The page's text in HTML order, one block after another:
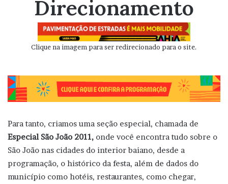
Direcionamento
Clique na imagem para ser redirecionado para o site.
Para tanto, criamos uma seção especial, chamada de
Especial São João 2011, onde você encontra tudo sobre o
São João nas cidades do interior baiano, desde a
programação, o histórico da festa, além de dados do
município como hotéis, restaurantes, como chegar,